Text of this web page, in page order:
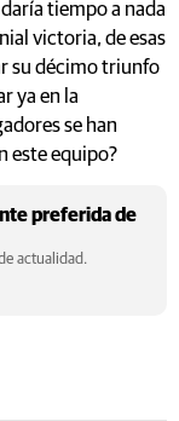
tiempo a nada
victoria, de esas
su décimo triunfo
ya en la
se han
este equipo?
preferida de
actualidad.